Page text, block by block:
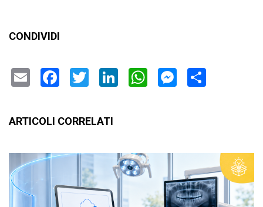
CONDIVIDI
EmailFacebook
TwitterLinkedInWhatsApp
ARTICOLI CORRELATI